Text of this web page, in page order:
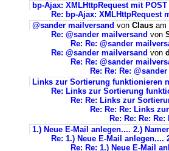
bp-Ajax: XMLHttpRequest mit
Re: bp-Ajax:
@sander mailversand von Claus am
Re: @sander mailversand von
Re: Re: @sander
Re: @sander mailversand von
Re: Re: @sander
Re: Re: Re:
Links zur Sortierung funktionieren
Re: Links zur Sortierung
Re: Re: Links zur
Re: Re: Re: Links
Re: Re: Re:
1.) Neue E-Mail anlegen.... 2.)
Re: 1.) Neue E-Mail anlegen....
Re: Re: 1.) Neue E-Mail